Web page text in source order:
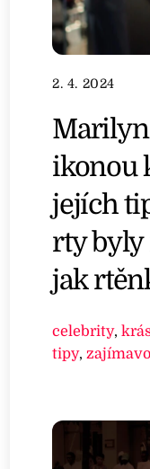
2. 4. 2024
ikonou
jejích
rty byly
jak
celebrity,
tipy,